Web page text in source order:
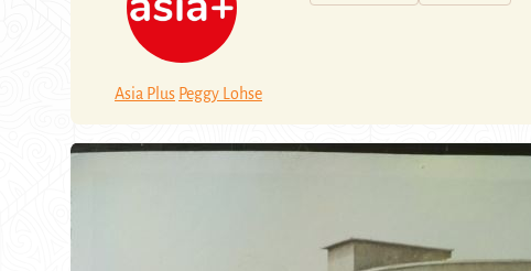
Asia Plus Peggy Lohse